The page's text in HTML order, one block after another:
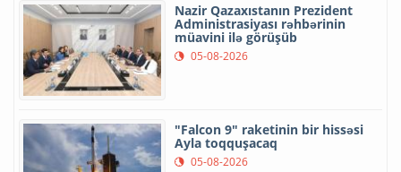
Nazir Qazaxıstanın Prezident
Administrasiyası rəhbərinin
müavini ilə görüşüb
05-08-2026
"Falcon 9" raketinin bir hissəsi
Ayla toqquşacaq
05-08-2026